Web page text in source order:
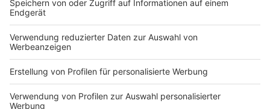
Wir möchten darauf hinweisen, dass für den Betrieb von
WhatsApp ausschließlich die WhatsAppInc., Kalifornien
verantwortlich ist.
Denkt daran, dass Ihr mit der Nutzung von WhatsApp in die
AGB von WhatsApp eingewilligt habt. Dazu zählen auch die
Datenschutzbestimmungen, die der amerikanischen
Gesetzgebung entsprechen. Eure Daten werden auf